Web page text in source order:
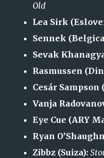
Old
Lea Sirk
Sennek
Sevak
Rasmussen
Cesár Sampson
Vanja
Eye Cue (ARY
Ryan
Zibbz (Suiza):